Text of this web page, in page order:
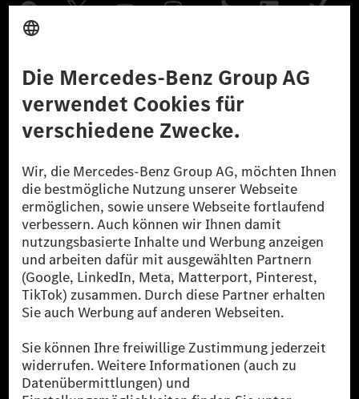
Datenschutz Lizenzhinweise Dritter Barrierefreiheit
© 2026 Mercedes-Benz Group AG. Alle Rechte vorbehalten.
[1] Bilanziell CO₂-neutral bedeutet, dass nicht vermiedene oder nicht
reduzierte CO₂-Emissionen bei der Mercedes-Benz Group durch
zertifizierte Ausgleichsprojekte kompensiert werden.
[2] Renewable Charging ist ein integraler Bestandteil von MB.CHARGE
Public in Europa, den USA, Kanada und China. Sofern an der jeweiligen
Ladestation noch kein Strom aus erneuerbaren Energien vorliegt,
verwendet Renewable Charging Grünstromzertifikate*. Diese stellen
sicher, dass für Ladevorgänge über MB.CHARGE Public eine äquivalente
Strommenge aus erneuerbaren Energien ins Stromnetz eingespeist wird.
als sechs Jahre sind.
* Inkl. EKOenergy Ökolabel
* Die angegebenen Werte wurden nach dem vorgeschriebenen
Messverfahren WLTP (Worldwide harmonised Light vehicles Test